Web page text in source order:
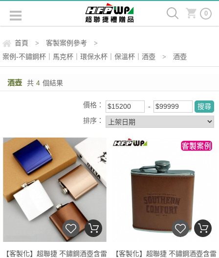
0
首頁 > 客製案例參考 >
案例-不鏽鋼杯｜馬克杯｜環保水杯｜保溫杯｜酒壺 > 酒壺
酒壺 共 4 個結果
價格：
排序：
【客製化】超聯捷 不鏽鋼酒壺含雷
【客製化】超聯捷 不鏽鋼酒壺含雷